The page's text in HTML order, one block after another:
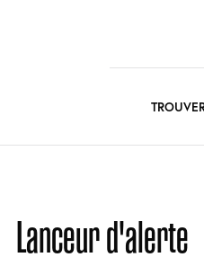
Main
Lanceur d'alerte